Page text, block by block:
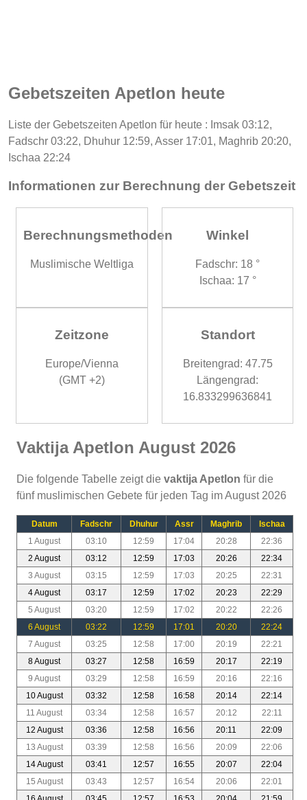
Gebetszeiten Apetlon heute
Liste der Gebetszeiten Apetlon für heute : Imsak 03:12,
Fadschr 03:22, Dhuhur 12:59, Asser 17:01, Maghrib 20:20,
Ischaa 22:24
Informationen zur Berechnung der Gebetszeit
Berechnungsmethoden
Muslimische Weltliga
Winkel
Fadschr: 18 °
Ischaa: 17 °
Zeitzone
Europe/Vienna
(GMT +2)
Standort
Breitengrad: 47.75
Längengrad:
16.833299636841
Vaktija Apetlon August 2026
Die folgende Tabelle zeigt die vaktija Apetlon für die
fünf muslimischen Gebete für jeden Tag im August 2026
Datum Fadschr Dhuhur Assr Maghrib
Ischaa
1 August
03:10 12:59 17:04 20:28
22:36
2 August
03:12 12:59 17:03 20:26
22:34
3 August
03:15 12:59 17:03 20:25
22:31
4 August
03:17 12:59 17:02 20:23
22:29
5 August
03:20 12:59 17:02 20:22
22:26
6 August
03:22 12:59 17:01 20:20
22:24
7 August
03:25 12:58 17:00 20:19
22:21
8 August
03:27 12:58 16:59 20:17
22:19
9 August
03:29 12:58 16:59 20:16
22:16
10 August
03:32 12:58 16:58 20:14
22:14
11 August
03:34 12:58 16:57 20:12
22:11
12 August
03:36 12:58 16:56 20:11
22:09
13 August
03:39 12:58 16:56 20:09
22:06
14 August
03:41 12:57 16:55 20:07
22:04
15 August
03:43 12:57 16:54 20:06
22:01